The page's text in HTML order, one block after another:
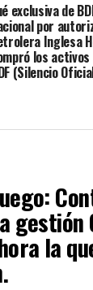
exclusiva de
por
Inglesa
los
(Silencio
gestión
la